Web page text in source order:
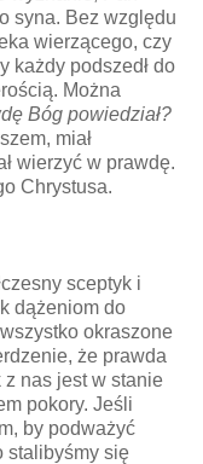
syna. Bez względu
wierzącego, czy
każdy podszedł do
Można
Bóg powiedział?
miał
wierzyć w prawdę.
Chrystusa.
sceptyk i
dążeniom do
okraszone
że prawda
nas jest w stanie
pokory. Jeśli
by podważyć
stalibyśmy się